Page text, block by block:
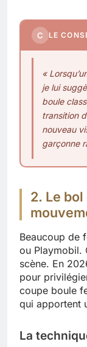
C LE
«
je lui
boule
transition
nouveau
garçonne
2. Le
Beaucoup de
ou Playmobil.
scène. En
pour
coupe boule
qui apportent
La